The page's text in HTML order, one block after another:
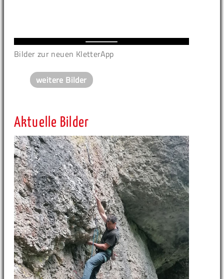
Bilder zur neuen KletterApp
weitere Bilder
Aktuelle Bilder